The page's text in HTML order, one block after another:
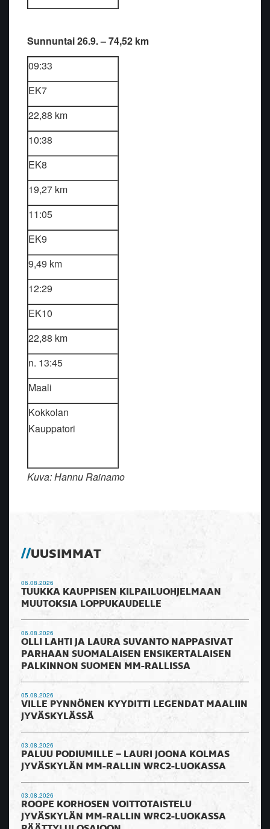
Sunnuntai 26.9. – 74,52 km
09:33
EK7
22,88 km
10:38
EK8
19,27 km
11:05
EK9
9,49 km
12:29
EK10
22,88 km
n. 13:45
Maali
Kokkolan
Kauppatori
Kuva: Hannu Rainamo
UUSIMMAT
06.08.2026
TUUKKA KAUPPISEN KILPAILUOHJELMAAN
MUUTOKSIA LOPPUKAUDELLE
06.08.2026
OLLI LAHTI JA LAURA SUVANTO NAPPASIVAT
PARHAAN SUOMALAISEN ENSIKERTALAISEN
PALKINNON SUOMEN MM-RALLISSA
05.08.2026
VILLE PYNNÖNEN KYYDITTI LEGENDAT MAALIIN
JYVÄSKYLÄSSÄ
03.08.2026
PALUU PODIUMILLE – LAURI JOONA KOLMAS
JYVÄSKYLÄN MM-RALLIN WRC2-LUOKASSA
03.08.2026
ROOPE KORHOSEN VOITTOTAISTELU
JYVÄSKYLÄN MM-RALLIN WRC2-LUOKASSA